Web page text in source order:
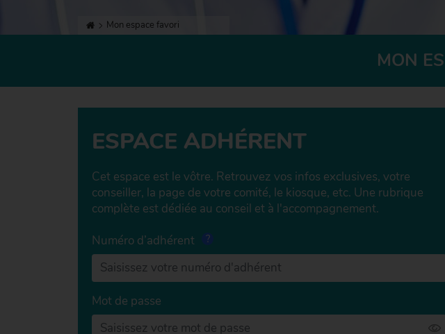
Mon espace favori
MON
ESPACE ADHÉRENT
Cet espace est le vôtre. Retrouvez vos infos exclusives, votre
conseiller, la page de votre comité, le kiosque, etc. Une rubrique
complète est dédiée au conseil et à l'accompagnement.
Numéro d’adhérent
Mot de passe